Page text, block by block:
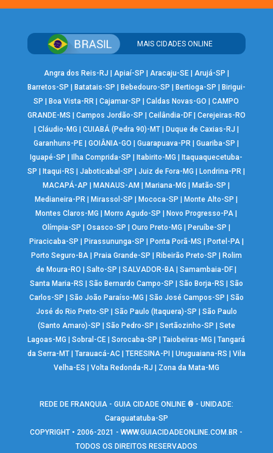
MAIS CIDADES ONLINE
Angra dos Reis-RJ | Apiaí-SP | Aracaju-SE| Arujá-SP |
Barretos-SP | Batatais-SP | Bebedouro-SP | Bertioga-SP | Birigui-
SP |Boa Vista-RR |Cajamar-SP |Caldas Novas-GO |CAMPO
GRANDE-MS | Campos Jordão-SP | Ceilândia-DF| Cerejeiras-RO
| Cláudio-MG | CUIABÁ (Pedra 90)-MT| Duque de Caxias-RJ |
Garanhuns-PE |GOIÂNIA-GO |Guarapuava-PR |Guariba-SP |
Iguapé-SP |Ilha Comprida-SP |Itabirito-MG |Itaquaquecetuba-
SP |Itaqui-RS |Jaboticabal-SP |Juiz de Fora-MG |Londrina-PR |
MACAPÁ-AP |MANAUS-AM |Mariana-MG |Matão-SP |
Medianeira-PR |Mirassol-SP |Mococa-SP |Monte Alto-SP |
Montes Claros-MG |Morro Agudo-SP |Novo Progresso-PA |
Olímpia-SP |Osasco-SP |Ouro Preto-MG |Peruíbe-SP |
Piracicaba-SP | Pirassununga-SP | Ponta Porã-MS | Portel-PA|
Porto Seguro-BA| Praia Grande-SP | Ribeirão Preto-SP | Rolim
de Moura-RO |Salto-SP |SALVADOR-BA |Samambaia-DF |
Santa Maria-RS | São Bernardo Campo-SP | São Borja-RS | São
Carlos-SP | São João Paraíso-MG | São José Campos-SP | São
José do Rio Preto-SP | São Paulo (Itaquera)-SP | São Paulo
(Santo Amaro)-SP | São Pedro-SP | Sertãozinho-SP | Sete
Lagoas-MG |Sobral-CE |Sorocaba-SP |Taiobeiras-MG |Tangará
da Serra-MT| Tarauacá-AC| TERESINA-PI | Uruguaiana-RS | Vila
Velha-ES | Volta Redonda-RJ | Zona da Mata-MG
REDE DE FRANQUIA - GUIA CIDADE ONLINE ® - UNIDADE:
Caraguatatuba-SP
COPYRIGHT • 2006-2021 -WWW.GUIACIDADEONLINE.COM.BR -
TODOS OS DIREITOS RESERVADOS